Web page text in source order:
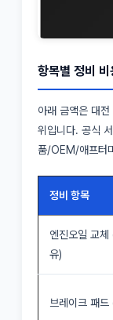
항목별 정비
아래 금액은 대
위입니다. 공식
품/OEM/애프터
정비 항목
엔진오일 교체
유)
브레이크 패드